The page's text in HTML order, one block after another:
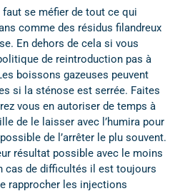
se méfier de tout ce qui
comme des résidus filandreux
En dehors de cela si vous
de reintroduction pas à
boissons gazeuses peuvent
si la sténose est serrée. Faites
vous en autoriser de temps à
de le laisser avec l’humira pour
de l’arrêter le plu souvent.
résultat possible avec le moins
cas de difficultés il est toujours
rapprocher les injections